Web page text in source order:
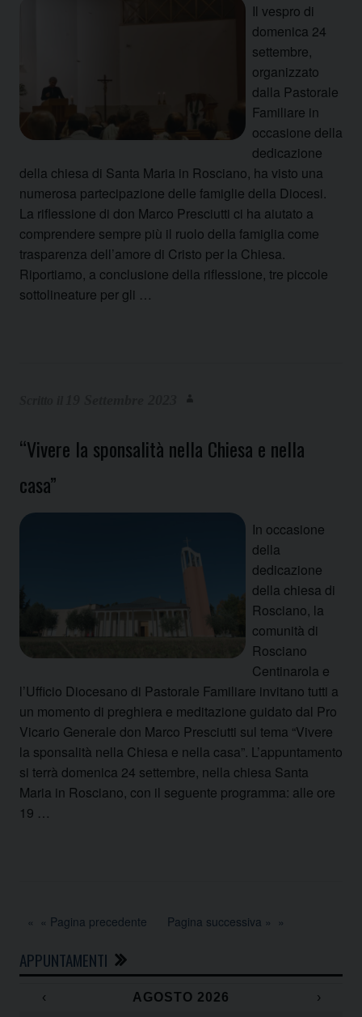
Il vespro di
domenica 24
settembre,
organizzato
dalla Pastorale
Familiare in
occasione della
dedicazione
della chiesa di Santa Maria in Rosciano, ha visto una
numerosa partecipazione delle famiglie della Diocesi.
La riflessione di don Marco Presciutti ci ha aiutato a
comprendere sempre più il ruolo della famiglia come
trasparenza dell’amore di Cristo per la Chiesa.
Riportiamo, a conclusione della riflessione, tre piccole
sottolineature per gli …
“Vivere la sponsalità nella Chiesa e nella
casa”
In occasione
della
dedicazione
della chiesa di
Rosciano, la
comunità di
Rosciano
Centinarola e
l’Ufficio Diocesano di Pastorale Familiare invitano tutti a
un momento di preghiera e meditazione guidato dal Pro
Vicario Generale don Marco Presciutti sul tema “Vivere
la sponsalità nella Chiesa e nella casa”. L’appuntamento
si terrà domenica 24 settembre, nella chiesa Santa
Maria in Rosciano, con il seguente programma: alle ore
19 …
« Pagina precedente Pagina successiva »
APPUNTAMENTI
‹ AGOSTO 2026 ›